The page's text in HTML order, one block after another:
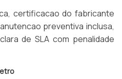
certificacao do fabricante
preventiva inclusa,
de SLA com penalidade